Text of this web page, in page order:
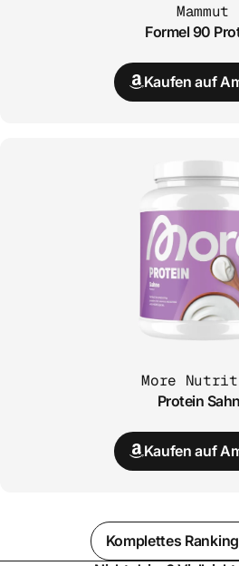
Mammut
Formel 90
Kaufen auf
More
Protein
Kaufen auf
Komplettes